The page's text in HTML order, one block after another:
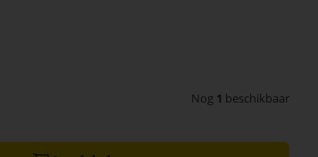
Nog 1 beschikbaar